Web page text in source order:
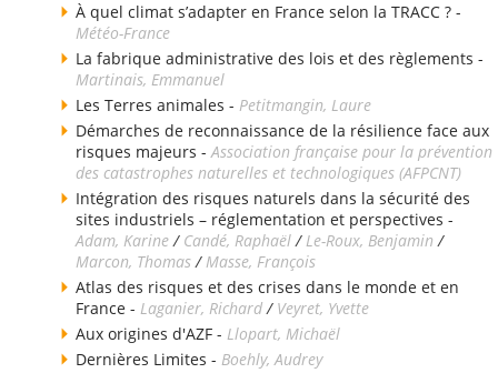
À quel climat s’adapter en France selon la TRACC ? -
Météo-France
La fabrique administrative des lois et des règlements -
Martinais, Emmanuel
Les Terres animales - Petitmangin, Laure
Démarches de reconnaissance de la résilience face aux
risques majeurs -Association française pour la prévention
des catastrophes naturelles et technologiques (AFPCNT)
Intégration des risques naturels dans la sécurité des
sites industriels – réglementation et perspectives -
Adam, Karine/ Candé, Raphaël/ Le-Roux, Benjamin /
Marcon, Thomas/Masse, François
Atlas des risques et des crises dans le monde et en
France - Laganier, Richard/ Veyret, Yvette
Aux origines d'AZF - Llopart, Michaël
Dernières Limites - Boehly, Audrey